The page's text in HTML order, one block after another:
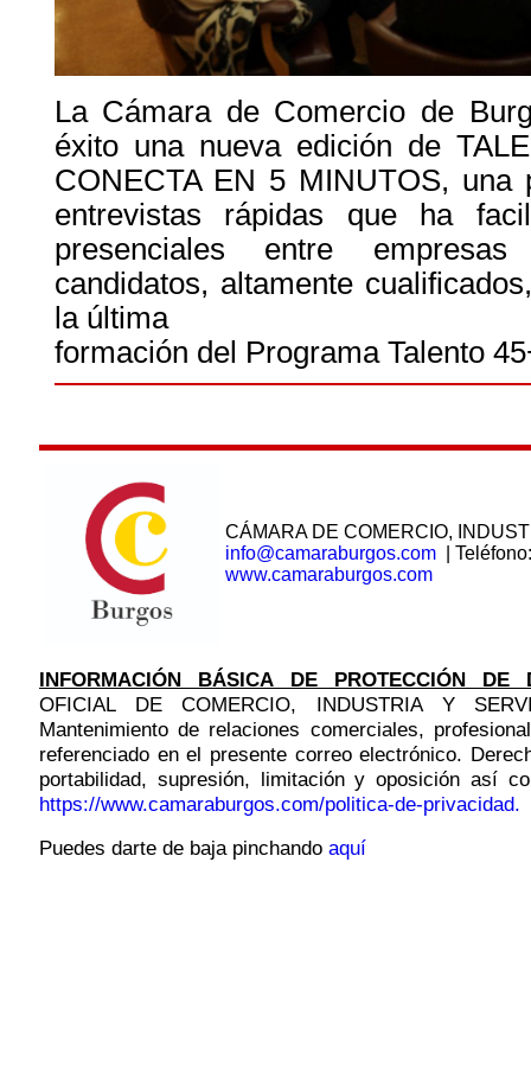
La Cámara de Comercio de
éxito una nueva edición de
CONECTA EN 5 MINUTOS, una
entrevistas rápidas que ha
presenciales entre
candidatos, altamente
la última
formación del Programa Talento
CÁMARA DE COMERCIO,
info@camaraburgos.com |
www.camaraburgos.com
INFORMACIÓN BÁSICA DE PROTECCIÓN DE
OFICIAL DE COMERCIO, INDUSTRIA Y
Mantenimiento de relaciones comerciales,
referenciado en el presente correo electrónico.
portabilidad, supresión, limitación y oposición así
https://www.camaraburgos.com/politica-de-privacidad.
Puedes darte de baja pinchando aquí